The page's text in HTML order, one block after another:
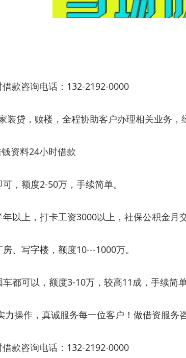
款咨询电话：132-2192-0000
装贷，赎楼，全程协助客户办理相关业务
资料24小时借款
，额度2-50万，手续简单。
以上，打卡工资3000以上，社保公积金月
、写字楼，额度10---1000万。
都可以，额度3-10万，较高11成，手续简
操作，真诚服务每一位客户！做借资服务
款咨询电话：132-2192-0000